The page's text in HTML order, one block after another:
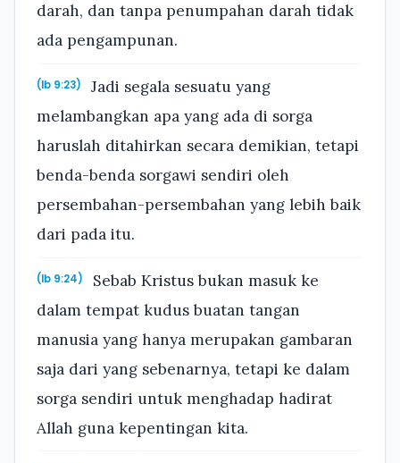
darah, dan tanpa penumpahan darah tidak
ada pengampunan.
(Ib 9:23)
Jadi segala sesuatu yang
melambangkan apa yang ada di sorga
haruslah ditahirkan secara demikian, tetapi
benda-benda sorgawi sendiri oleh
persembahan-persembahan yang lebih baik
dari pada itu.
(Ib 9:24)
Sebab Kristus bukan masuk ke
dalam tempat kudus buatan tangan
manusia yang hanya merupakan gambaran
saja dari yang sebenarnya, tetapi ke dalam
sorga sendiri untuk menghadap hadirat
Allah guna kepentingan kita.